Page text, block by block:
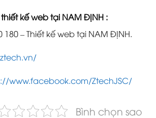
kế web tại NAM ĐỊNH :
180 – Thiết kế web tại NAM ĐỊNH.
www.facebook.com/ZtechJSC/
Bình chọn sao